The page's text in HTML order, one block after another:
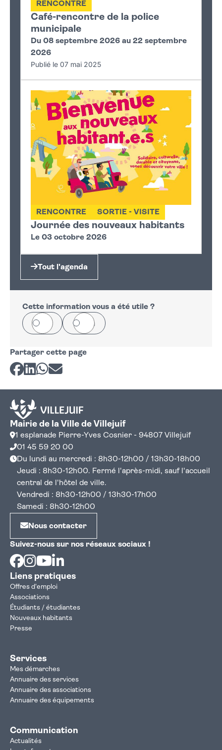
Café-rencontre de la police
municipale
RENCONTRE
Du 08 septembre 2026 au 22 septembre
2026
Publié le 07 mai 2025
Journée des nouveaux habitants
RENCONTRE SORTIE - VISITE
Le 03 octobre 2026
Tout l'agenda
Cette information vous a été utile ?
Oui Non
Partager cette page
Partager sur Facebook
Partager sur LinkedIn
Partager sur Whatsapp
Partager par courriel
Mairie de la Ville de Villejuif
1 esplanade Pierre-Yves Cosnier - 94807 Villejuif
01 45 59 20 00
Du lundi au mercredi : 8h30-12h00 / 13h30-18h00
Jeudi : 8h30-12h00. Fermé l'après-midi, sauf l'accueil
central de l'hôtel de ville.
Vendredi : 8h30-12h00 / 13h30-17h00
Samedi : 8h30-12h00
Nous contacter
Suivez-nous sur nos réseaux sociaux !
Facebook
Instagram
Youtube
Liens pratiques
Offres d'emploi
Associations
Étudiants / étudiantes
Nouveaux habitants
Presse
Services
Mes démarches
Annuaire des services
Annuaire des associations
Annuaire des équipements
Communication
Actualités